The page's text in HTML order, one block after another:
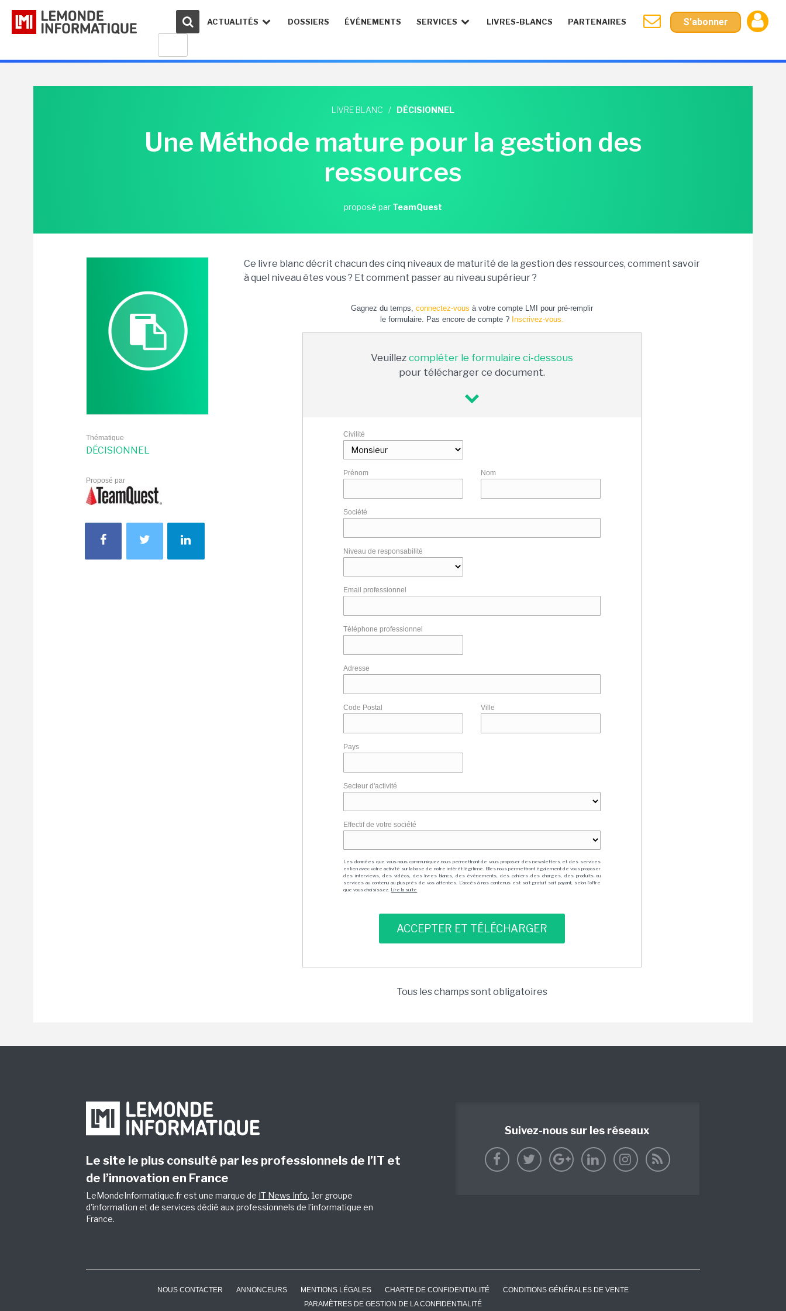
ACTUALITÉS DOSSIERS ÉVÉNEMENTS SERVICES LIVRES-BLANCS PARTENAIRES S'abonner
LIVRE BLANC / DÉCISIONNEL
Une Méthode mature pour la gestion des
ressources
proposé par TeamQuest
Thématique
DÉCISIONNEL
Proposé par
Ce livre blanc décrit chacun des cinq niveaux de maturité de la gestion des ressources, comment savoir
à quel niveau êtes vous ? Et comment passer au niveau supérieur ?
Gagnez du temps, connectez-vous à votre compte LMI pour pré-remplir
le formulaire. Pas encore de compte ? Inscrivez-vous.
Veuillez compléter le formulaire ci-dessous
pour télécharger ce document.
Civilité
Prénom Nom
Société
Niveau de responsabilité
Email professionnel
Téléphone professionnel
Adresse
Code Postal Ville
Pays
Secteur d'activité
Effectif de votre société
Les données que vous nous communiquez nous permettront de vous proposer des newsletters et des services
en lien avec votre activité sur la base de notre intérêt légitime. Elles nous permettront également de vous proposer
des interviews, des vidéos, des livres blancs, des événements, des cahiers des charges, des produits ou
services au contenu au plus près de vos attentes. L'accès à nos contenus est soit gratuit soit payant, selon l'offre
que vous choisissez. Lire la suite
Tous les champs sont obligatoires
Le site le plus consulté par les professionnels de l’IT et
de l’innovation en France
LeMondeInformatique.fr est une marque de IT News Info, 1er groupe
d'information et de services dédié aux professionnels de l'informatique en
France.
Suivez-nous sur les réseaux
NOUS CONTACTER ANNONCEURS MENTIONS LÉGALES CHARTE DE CONFIDENTIALITÉ
CONDITIONS GÉNÉRALES DE VENTE
PARAMÈTRES DE GESTION DE LA CONFIDENTIALITÉ